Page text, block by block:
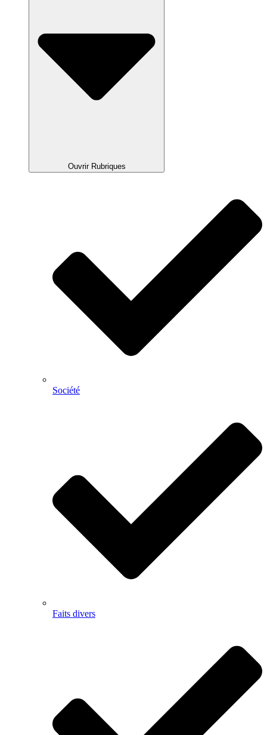
Ouvrir Rubriques
Société
Faits divers